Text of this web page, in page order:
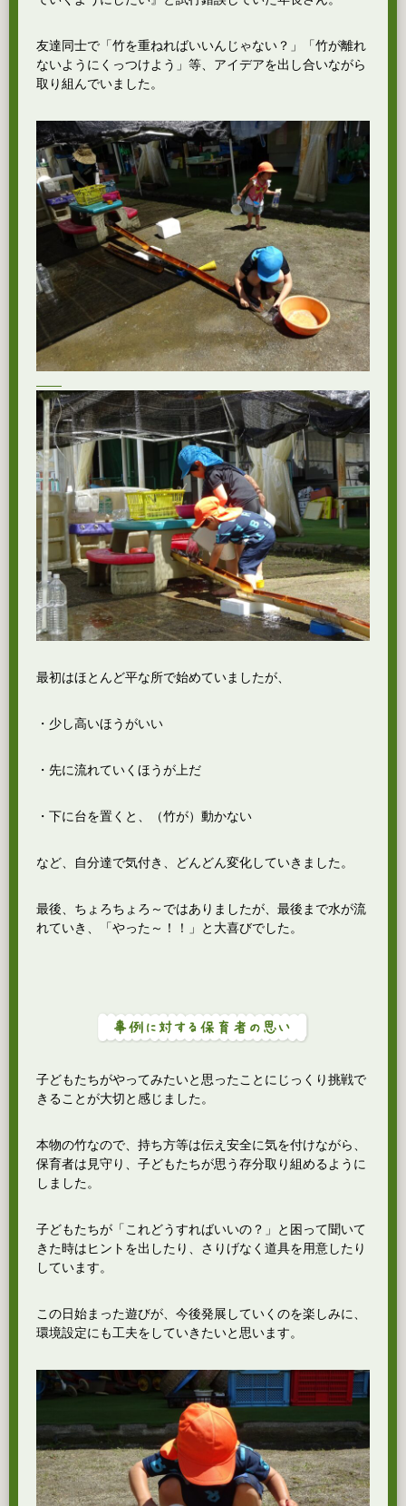
友達同士で「竹を重ねればいいんじゃない？」「竹が離れ
ないようにくっつけよう」等、アイデアを出し合いながら
取り組んでいました。
最初はほとんど平な所で始めていましたが、
・少し高いほうがいい
・先に流れていくほうが上だ
・下に台を置くと、（竹が）動かない
など、自分達で気付き、どんどん変化していきました。
最後、ちょろちょろ～ではありましたが、最後まで水が流
れていき、「やった～！！」と大喜びでした。
子どもたちがやってみたいと思ったことにじっくり挑戦で
きることが大切と感じました。
本物の竹なので、持ち方等は伝え安全に気を付けながら、
保育者は見守り、子どもたちが思う存分取り組めるように
しました。
子どもたちが「これどうすればいいの？」と困って聞いて
きた時はヒントを出したり、さりげなく道具を用意したり
しています。
この日始まった遊びが、今後発展していくのを楽しみに、
環境設定にも工夫をしていきたいと思います。